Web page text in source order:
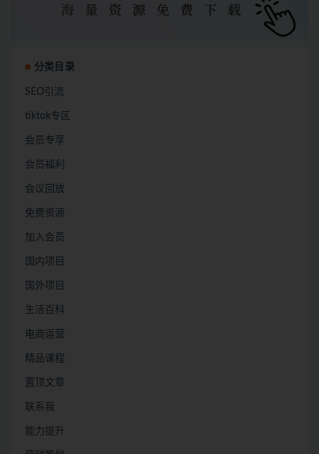
分类目录
SEO引流
tiktok专区
会员专享
会员福利
会议回放
免费资源
加入会员
国内项目
国外项目
生活百科
电商运营
精品课程
置顶文章
联系我
能力提升